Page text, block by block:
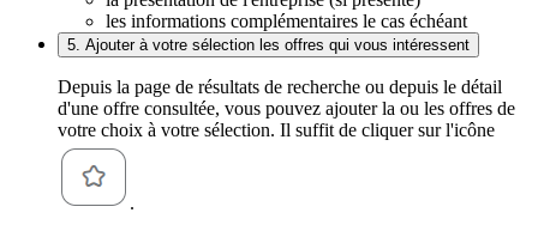
les informations complémentaires le cas échéant
5. Ajouter à votre sélection les offres qui vous intéressent
Depuis la page de résultats de recherche ou depuis le détail
d'une offre consultée, vous pouvez ajouter la ou les offres de
votre choix à votre sélection. Il suffit de cliquer sur l'icône
.